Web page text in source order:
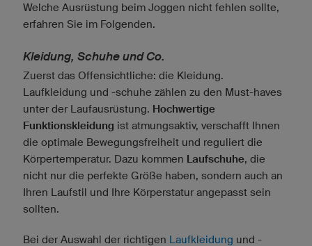
Welche Ausrüstung beim Joggen nicht fehlen sollte,
erfahren Sie im Folgenden.
Kleidung, Schuhe und Co.
Zuerst das Offensichtliche: die Kleidung.
Laufkleidung und -schuhe zählen zu den Must-haves
unter der Laufausrüstung. Hochwertige
Funktionskleidung ist atmungsaktiv, verschafft Ihnen
die optimale Bewegungsfreiheit und reguliert die
Körpertemperatur. Dazu kommen Laufschuhe, die
nicht nur die perfekte Größe haben, sondern auch an
Ihren Laufstil und Ihre Körperstatur angepasst sein
sollten.
Bei der Auswahl der richtigen Laufkleidung und -